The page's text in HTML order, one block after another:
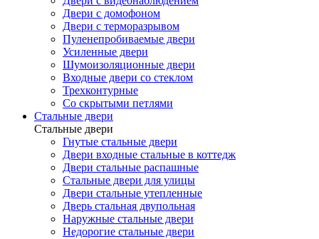
Двери с домофоном
Двери с терморазрывом
Пуленепробиваемые двери
Усиленные двери
Шумоизоляционные двери
Входные двери со стеклом
Трехконтурные
Со скрытыми петлями
Стальные двери
Стальные двери
Гнутые стальные двери
Двери входные стальные в коттедж
Двери стальные распашные
Стальные двери для улицы
Двери стальные утепленные
Дверь стальная двупольная
Наружные стальные двери
Недорогие стальные двери